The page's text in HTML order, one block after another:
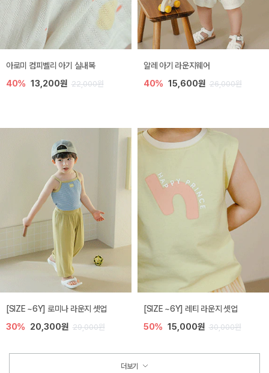
아로미 컴피벨리 아기 실내복
40% 13,200원 22,000원
알레 아기 라운지웨어
40% 15,600원 26,000원
[SIZE ~6Y] 로미나 라운지 셋업
30% 20,300원 29,000원
[SIZE ~6Y] 레티 라운지 셋업
50% 15,000원 30,000원
더보기